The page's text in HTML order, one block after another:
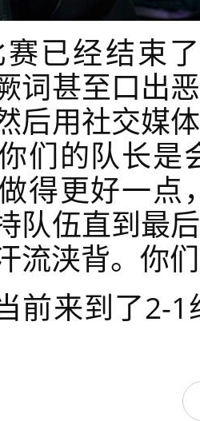
赛已经结束
词甚至口出
后用社交媒
们的队长是
得更好一点
队伍直到最
流浃背。你
前来到了2-